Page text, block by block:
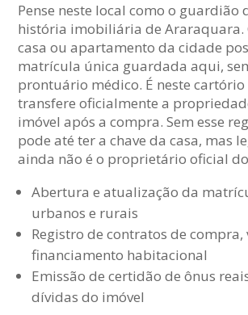
Pense neste local como o guardião
história imobiliária de Araraquara.
casa ou apartamento da cidade
matrícula única guardada aqui,
prontuário médico. É neste cartório
transfere oficialmente a
imóvel após a compra. Sem esse
pode até ter a chave da casa, mas
ainda não é o proprietário oficial
Abertura e atualização da
urbanos e rurais
Registro de contratos de compra,
financiamento habitacional
Emissão de certidão de ônus
dívidas do imóvel